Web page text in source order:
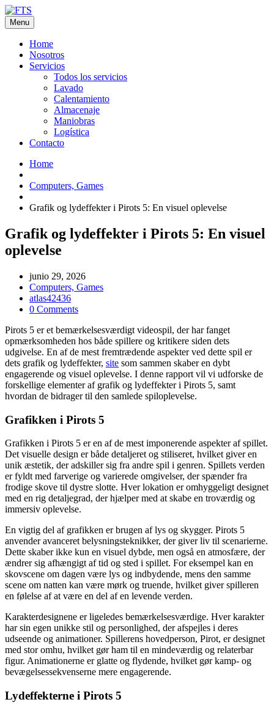
Menu
Home
Nosotros
Servicios
Todos los servicios
Lavado
Calentamiento
Almacenaje
Maniobras
Logística
Contacto
Home
Computers, Games
Grafik og lydeffekter i Pirots 5: En visuel oplevelse
Grafik og lydeffekter i Pirots 5: En visuel
oplevelse
junio 29, 2026
Computers, Games
atlas42436
0 Comments
Pirots 5 er et bemærkelsesværdigt videospil, der har fanget
opmærksomheden hos både spillere og kritikere siden dets
udgivelse. En af de mest fremtrædende aspekter ved dette spil er
dets grafik og lydeffekter, site som sammen skaber en dybt
engagerende og visuel oplevelse. I denne rapport vil vi udforske de
forskellige elementer af grafik og lydeffekter i Pirots 5, samt
hvordan de bidrager til den samlede spiloplevelse.
Grafikken i Pirots 5
Grafikken i Pirots 5 er en af de mest imponerende aspekter af spillet.
Det visuelle design er både detaljeret og stiliseret, hvilket giver en
unik æstetik, der adskiller sig fra andre spil i genren. Spillets verden
er fyldt med farverige og varierede omgivelser, der spænder fra
frodige skove til dystre slotte. Hver lokation er omhyggeligt designet
med en rig detaljegrad, der hjælper med at skabe en troværdig og
immersiv oplevelse.
En vigtig del af grafikken er brugen af lys og skygger. Pirots 5
anvender avanceret belysningsteknikker, der giver liv til scenarierne.
Dette skaber ikke kun en visuel dybde, men også en atmosfære, der
ændrer sig afhængigt af tid og sted i spillet. For eksempel kan en
skovscene om dagen være lys og indbydende, mens den samme
scene om natten kan være mørk og truende, hvilket giver spilleren
en følelse af at være en del af en levende verden.
Karakterdesignene er ligeledes bemærkelsesværdige. Hver karakter
har sin egen unikke stil og personlighed, der afspejles i deres
udseende og animationer. Spillerens hovedperson, Pirot, er designet
med stor omhu, hvilket gør ham til en mindeværdig og relaterbar
figur. Animationerne er glatte og flydende, hvilket gør kamp- og
bevægelsessekvenserne mere engagerende.
Lydeffekterne i Pirots 5